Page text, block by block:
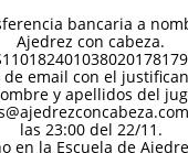
bancaria a
Ajedrez con cabeza.
de email con el
y apellidos del
las 23:00 del 22/11.
en la Escuela de